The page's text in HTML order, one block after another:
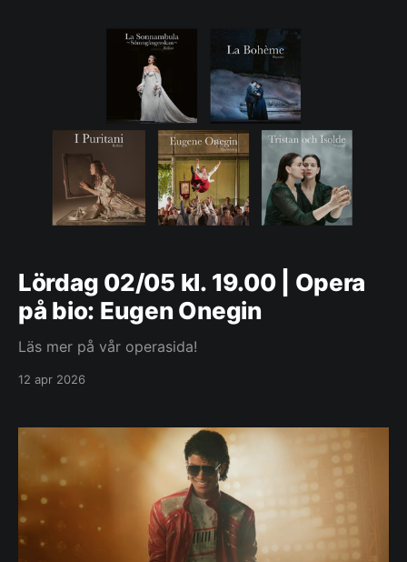
Lördag 02/05 kl. 19.00 | Opera
på bio: Eugen Onegin
Läs mer på vår operasida!
12 apr 2026